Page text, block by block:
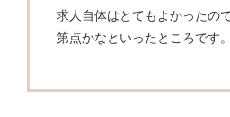
求人自体はとてもよかったの
第点かなといったところです。